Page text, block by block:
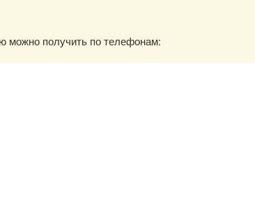
можно получить по телефонам: